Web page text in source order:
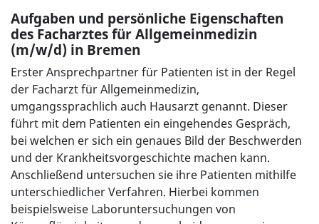
Aufgaben und persönliche Eigenschaften
des Facharztes für Allgemeinmedizin
(m/w/d) in Bremen
Erster Ansprechpartner für Patienten ist in der Regel
der Facharzt für Allgemeinmedizin,
umgangssprachlich auch Hausarzt genannt. Dieser
führt mit dem Patienten ein eingehendes Gespräch,
bei welchen er sich ein genaues Bild der Beschwerden
und der Krankheitsvorgeschichte machen kann.
Anschließend untersuchen sie ihre Patienten mithilfe
unterschiedlicher Verfahren. Hierbei kommen
beispielsweise Laboruntersuchungen von